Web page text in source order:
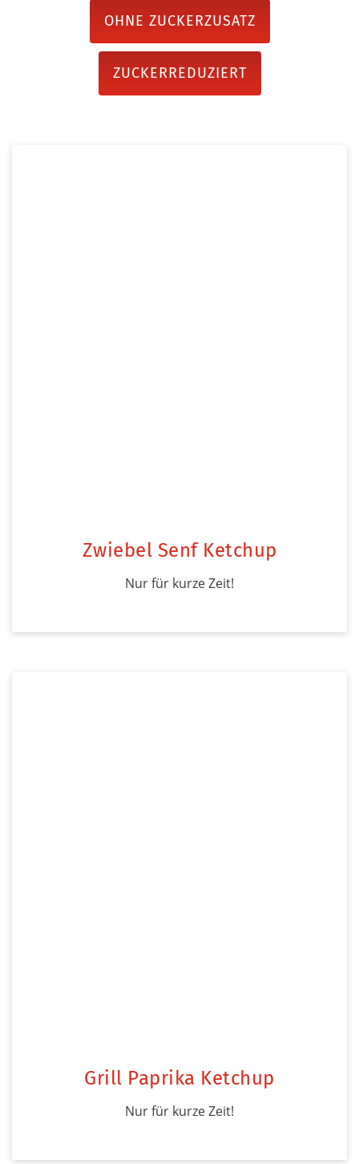
OHNE ZUCKERZUSATZ
ZUCKERREDUZIERT
Zwiebel Senf Ketchup
Nur für kurze Zeit!
Grill Paprika Ketchup
Nur für kurze Zeit!